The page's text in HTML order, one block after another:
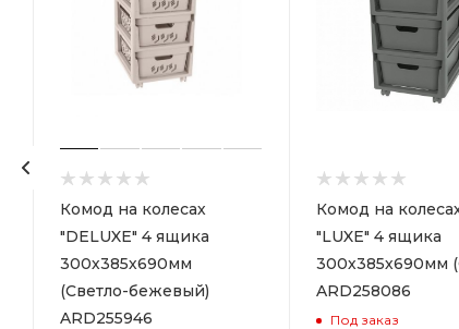
Комод на колесах
"DELUXE" 4 ящика
300х385х690мм
(Светло-бежевый)
ARD255946
Комод на
"LUXE" 4 ящика
300х385х690мм
ARD258086
Под заказ